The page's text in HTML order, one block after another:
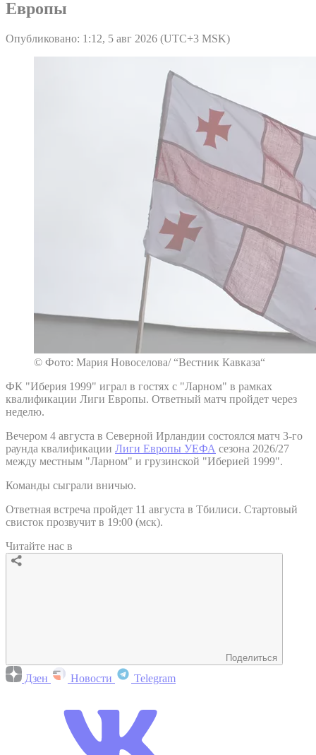
Европы
Опубликовано: 1:12, 5 авг 2026 (UTC+3 MSK)
© Фото: Мария Новоселова/ “Вестник Кавказа“
ФК "Иберия 1999" играл в гостях с "Ларном" в рамках
квалификации Лиги Европы. Ответный матч пройдет через
неделю.
Вечером 4 августа в Северной Ирландии состоялся матч 3-го
раунда квалификации Лиги Европы УЕФА сезона 2026/27
между местным "Ларном" и грузинской "Иберией 1999".
Команды сыграли вничью.
Ответная встреча пройдет 11 августа в Тбилиси. Стартовый
свисток прозвучит в 19:00 (мск).
Читайте нас в
Поделиться
Дзен Новости Telegram